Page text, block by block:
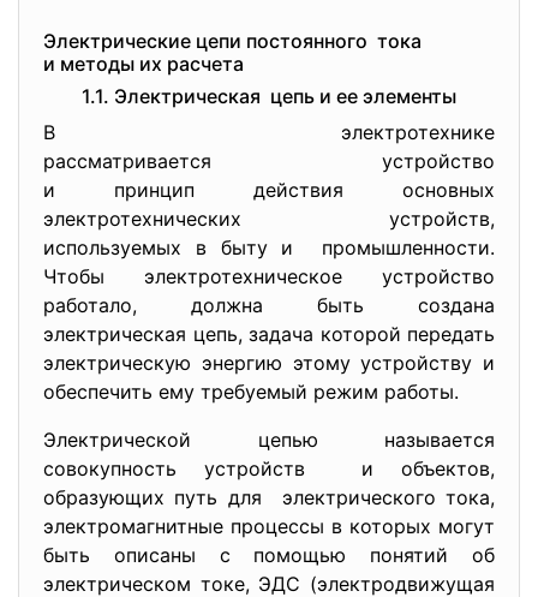
Электрические цепи постоянного тока
и методы их расчета
1.1. Электрическая цепь и ее элементы
В электротехнике
рассматривается устройство
и принцип действия основных
электротехнических устройств,
используемых в быту и промышленности.
Чтобы электротехническое устройство
работало, должна быть создана
электрическая цепь, задача которой передать
электрическую энергию этому устройству и
обеспечить ему требуемый режим работы.
Электрической цепью называется
совокупность устройств и объектов,
образующих путь для электрического тока,
электромагнитные процессы в которых могут
быть описаны с помощью понятий об
электрическом токе, ЭДС (электродвижущая